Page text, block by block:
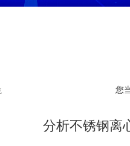
您
分析不锈钢离